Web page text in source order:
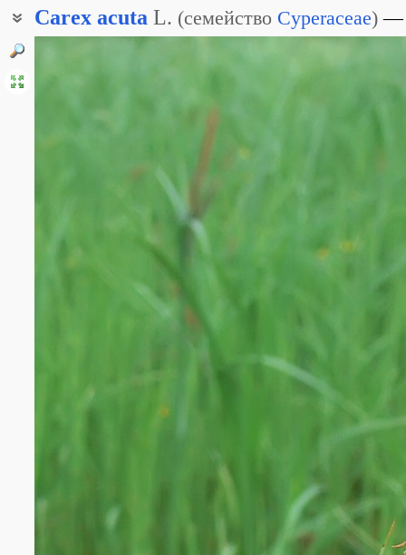
Carex acuta L. (семейство Cyperaceae)
Осока двуцветно-колосковая
Осока стройная